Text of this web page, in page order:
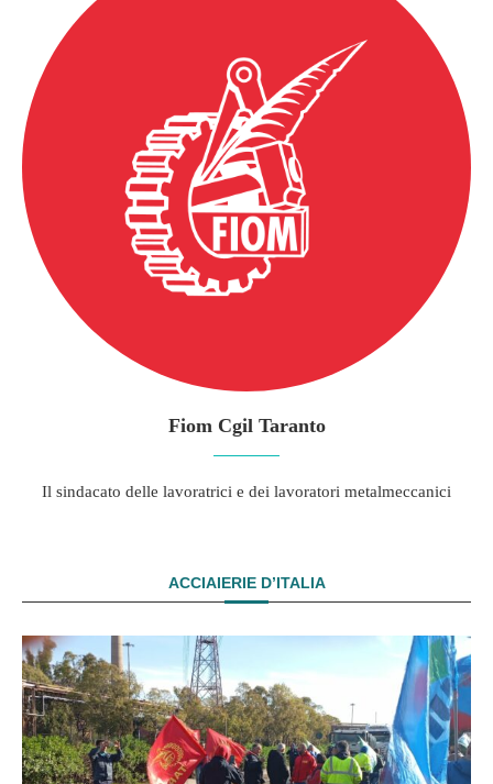
Fiom Cgil Taranto
Il sindacato delle lavoratrici e dei lavoratori metalmeccanici
ACCIAIERIE D’ITALIA